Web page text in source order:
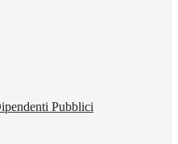
Pubblici